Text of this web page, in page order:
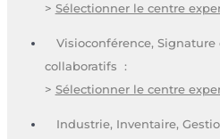
> Sélectionner le centre
Visioconférence,
collaboratifs :
> Sélectionner le centre
Industrie, Inventaire,